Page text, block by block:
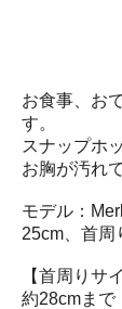
お食事、お
す。
スナップホ
お胸が汚れ
モデル：
25cm、首周
【首周りサ
約28cmまで